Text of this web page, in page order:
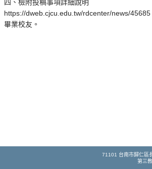
四、檢附投稿事項詳細說明
https://dweb.cjcu.edu.tw/rdcenter/news/
畢業校友。
71101 台南市歸仁區
第三